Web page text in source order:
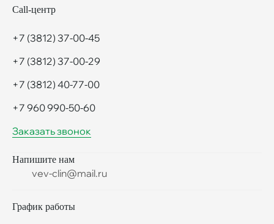
Call-центр
+7 (3812) 37-00-45
+7 (3812) 37-00-29
+7 (3812) 40-77-00
+7 960 990-50-60
Заказать звонок
Напишите нам
vev-clin@mail.ru
График работы